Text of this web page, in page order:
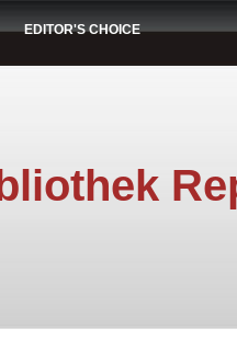
EDITOR'S CHOICE